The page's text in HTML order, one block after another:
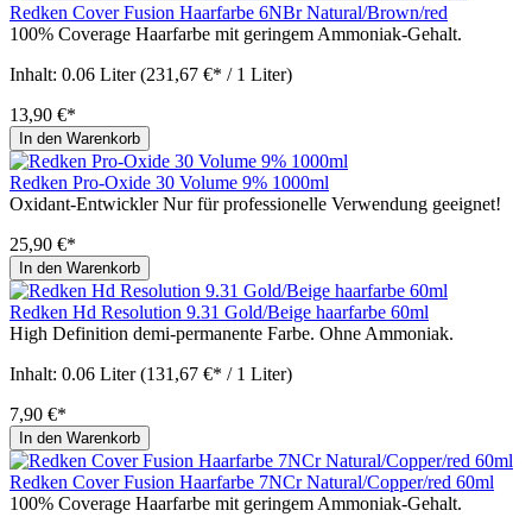
Redken Cover Fusion Haarfarbe 6NBr Natural/Brown/red
100% Coverage Haarfarbe mit geringem Ammoniak-Gehalt.
Inhalt: 0.06 Liter(231,67 €* / 1 Liter)
13,90 €*
In den Warenkorb
Redken Pro-Oxide 30 Volume 9% 1000ml
Oxidant-Entwickler Nur für professionelle Verwendung geeignet!
25,90 €*
In den Warenkorb
Redken Hd Resolution 9.31 Gold/Beige haarfarbe 60ml
High Definition demi-permanente Farbe. Ohne Ammoniak.
Inhalt: 0.06 Liter(131,67 €* / 1 Liter)
7,90 €*
In den Warenkorb
Redken Cover Fusion Haarfarbe 7NCr Natural/Copper/red 60ml
100% Coverage Haarfarbe mit geringem Ammoniak-Gehalt.